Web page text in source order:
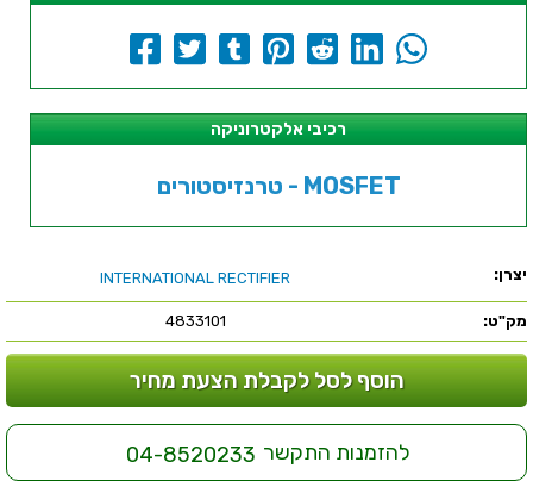
רכיבי אלקטרוניקה
טרנזיסטורים - MOSFET
יצרן: INTERNATIONAL RECTIFIER
מק"ט: 4833101
הוסף לסל לקבלת הצעת מחיר
להזמנות התקשר 04-8520233